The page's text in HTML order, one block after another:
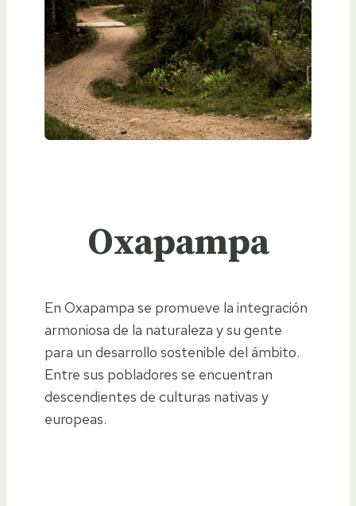
Oxapampa
En Oxapampa se promueve la integración
armoniosa de la naturaleza y su gente
para un desarrollo sostenible del ámbito.
Entre sus pobladores se encuentran
descendientes de culturas nativas y
europeas.